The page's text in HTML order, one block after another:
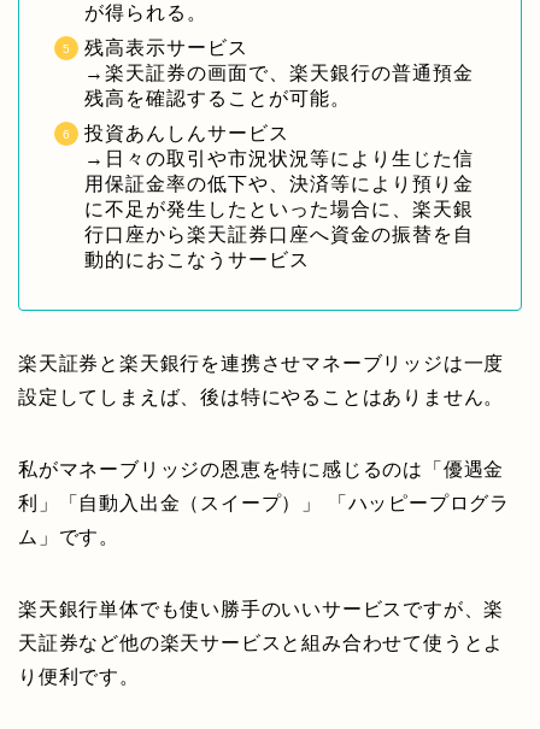
が得られる。
残高表示サービス
→楽天証券の画面で、楽天銀行の普通預金
残高を確認することが可能。
投資あんしんサービス
→日々の取引や市況状況等により生じた信
用保証金率の低下や、決済等により預り金
に不足が発生したといった場合に、楽天銀
行口座から楽天証券口座へ資金の振替を自
動的におこなうサービス
楽天証券と楽天銀行を連携させマネーブリッジは一度
設定してしまえば、後は特にやることはありません。
私がマネーブリッジの恩恵を特に感じるのは「優遇金
利」「自動入出金（スイープ）」 「ハッピープログラ
ム」です。
楽天銀行単体でも使い勝手のいいサービスですが、楽
天証券など他の楽天サービスと組み合わせて使うとよ
り便利です。